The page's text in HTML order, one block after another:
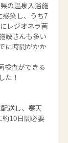
の温泉入浴施
感染し、うち7
レジオネラ菌
設さんも多い
に時間がかか
検査ができる
た！
送し、寒天
約10日間必要